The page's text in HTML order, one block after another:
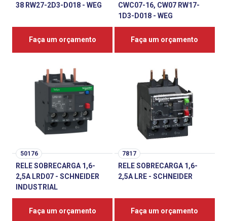
38 RW27-2D3-D018 - WEG
Faça um orçamento
CWC07-16, CW07 RW17-
1D3-D018 - WEG
Faça um orçamento
50176
RELE SOBRECARGA 1,6-
2,5A LRD07 - SCHNEIDER
INDUSTRIAL
Faça um orçamento
7817
RELE SOBRECARGA 1,6-
2,5A LRE - SCHNEIDER
Faça um orçamento